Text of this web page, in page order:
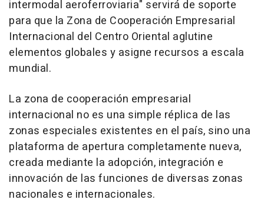
intermodal aeroferroviaria" servirá de soporte
para que la Zona de Cooperación Empresarial
Internacional del Centro Oriental aglutine
elementos globales y asigne recursos a escala
mundial.
La zona de cooperación empresarial
internacional no es una simple réplica de las
zonas especiales existentes en el país, sino una
plataforma de apertura completamente nueva,
creada mediante la adopción, integración e
innovación de las funciones de diversas zonas
nacionales e internacionales.